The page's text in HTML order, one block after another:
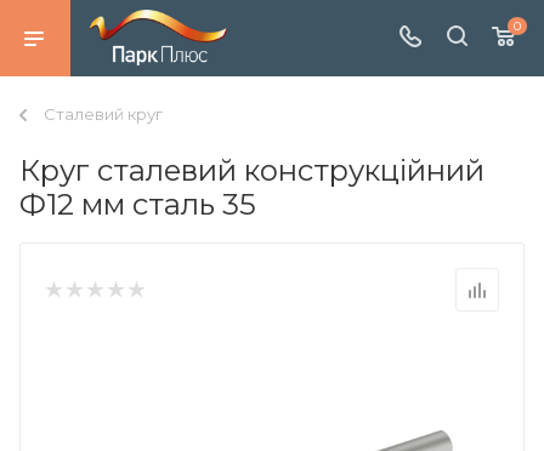
0
Сталевий круг
Круг сталевий конструкційний
Ф12 мм сталь 35